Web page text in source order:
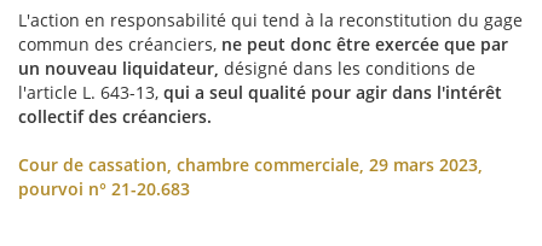
L'action en responsabilité qui tend à la reconstitution du gage
commun des créanciers, ne peut donc être exercée que par
un nouveau liquidateur, désigné dans les conditions de
l'article L. 643-13, qui a seul qualité pour agir dans l'intérêt
collectif des créanciers.
Cour de cassation, chambre commerciale, 29 mars 2023,
pourvoi n° 21-20.683